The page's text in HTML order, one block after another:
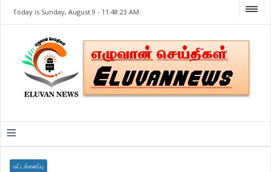
Today is Sunday, August 9 - 11:48:23 AM
≡
மட்டக்களப்பு